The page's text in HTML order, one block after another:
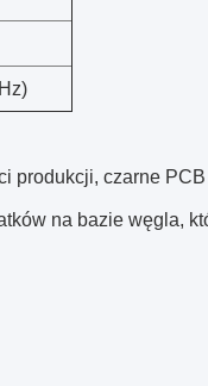
produkcji, czarne PCB
na bazie węgla,